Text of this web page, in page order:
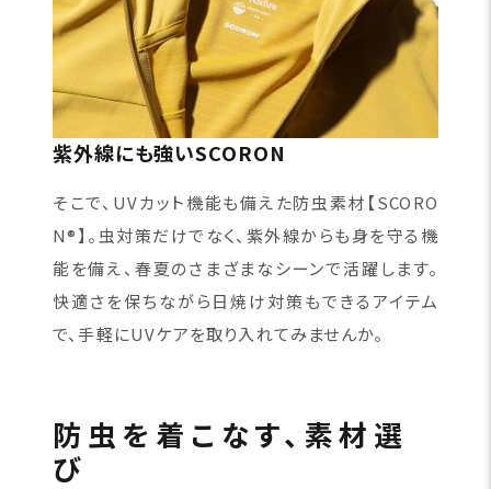
紫外線にも強いSCORON
そこで、UVカット機能も備えた防虫素材【SCORO
N®】。虫対策だけでなく、紫外線からも身を守る機
能を備え、春夏のさまざまなシーンで活躍します。
快適さを保ちながら日焼け対策もできるアイテム
で、手軽にUVケアを取り入れてみませんか。
防虫を着こなす、素材選
び